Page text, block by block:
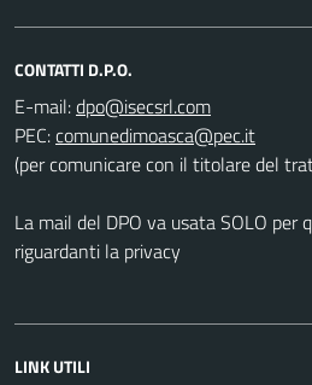
CONTATTI D.P.O.
E-mail:
PEC:
(per comunicare con il titolare del
La mail del DPO va usata SOLO per
riguardanti la privacy
LINK UTILI